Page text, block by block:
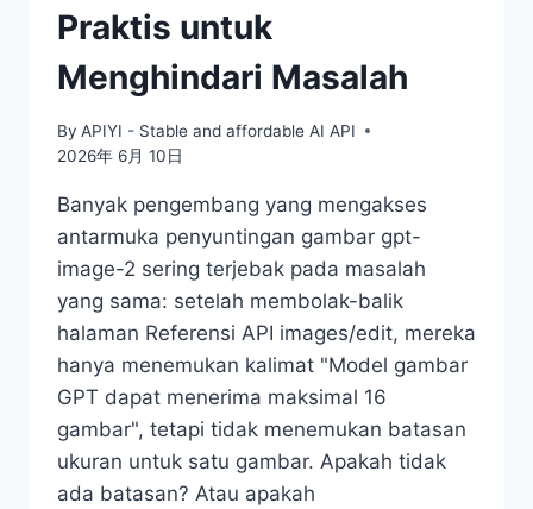
Praktis untuk
Menghindari Masalah
By APIYI - Stable and affordable AI API
2026年 6月 10日
Banyak pengembang yang mengakses
antarmuka penyuntingan gambar gpt-
image-2 sering terjebak pada masalah
yang sama: setelah membolak-balik
halaman Referensi API images/edit, mereka
hanya menemukan kalimat "Model gambar
GPT dapat menerima maksimal 16
gambar", tetapi tidak menemukan batasan
ukuran untuk satu gambar. Apakah tidak
ada batasan? Atau apakah